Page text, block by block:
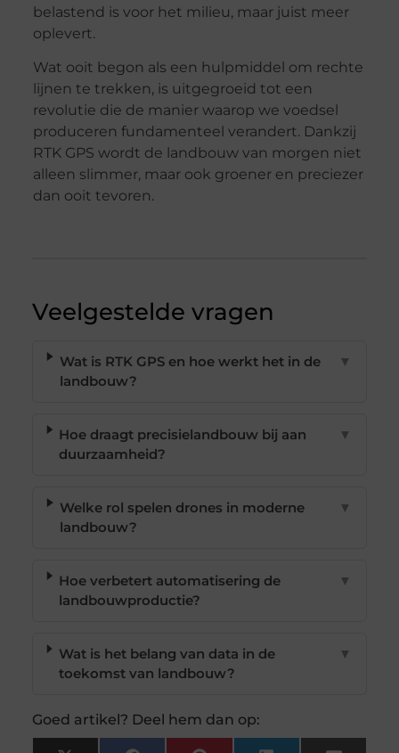
belastend is voor het milieu, maar juist meer
oplevert.
Wat ooit begon als een hulpmiddel om rechte
lijnen te trekken, is uitgegroeid tot een
revolutie die de manier waarop we voedsel
produceren fundamenteel verandert. Dankzij
RTK GPS wordt de landbouw van morgen niet
alleen slimmer, maar ook groener en preciezer
dan ooit tevoren.
Veelgestelde vragen
Wat is RTK GPS en hoe werkt het in de
landbouw?
▼
Hoe draagt precisielandbouw bij aan
duurzaamheid?
▼
Welke rol spelen drones in moderne
landbouw?
▼
Hoe verbetert automatisering de
landbouwproductie?
▼
Wat is het belang van data in de
toekomst van landbouw?
▼
Goed artikel? Deel hem dan op: